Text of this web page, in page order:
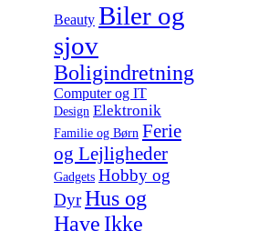
Beauty Biler og
sjov
Boligindretning
Computer og IT
Design Elektronik
Familie og Børn Ferie
og Lejligheder
Gadgets Hobby og
DyrHus og
Have Ikke